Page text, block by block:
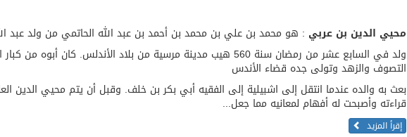
محيي الدين بن عربي : هو محمد بن علي بن محمد بن أحمد بن عبد الله الحاتمي من ولد عبد
ولد في السابع عشر من رمضان سنة 560 هيب مدينة مرسية من بلاد الأندلس.
التصوف والزهد وتولى جده قضاء الأندس
بعث به والده عندما انتقل إلى اشبيلية إلى الفقيه أبي بكر بن خلف. وقبل أن يتم محيي الدين
قراءته وأصبحت له أفهام لمعانيه مما جعل...
إقرأ المزيد